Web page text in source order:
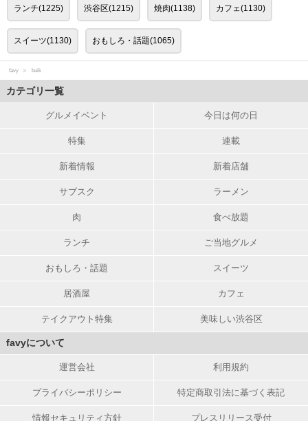
ランチ(1225) 渋谷区(1215) 焼肉(1138) カフェ(1130)
スイーツ(1130) おもしろ・話題(1065)
favy buik
カテゴリ一覧
グルメイベント 今日は何の日
特集 連載
新着情報 新着店舗
サブスク ラーメン
肉 食べ放題
ランチ ご当地グルメ
おもしろ・話題 スイーツ
居酒屋 カフェ
テイクアウト特集 美味しい渋谷区
favyについて
運営会社 利用規約
プライバシーポリシー 特定商取引法に基づく表記
情報セキュリティ方針 プレスリリース受付